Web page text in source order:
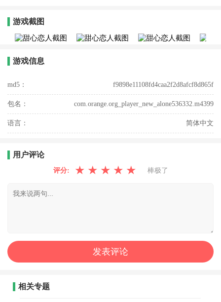
游戏截图
游戏信息
md5： f9898e11108fd4caa2f2d8afcf8d865f
包名： com.orange.org_player_new_alone536332.m4399
语言： 简体中文
用户评论
评分: ★ ★ ★ ★ ★ 棒极了
相关专题